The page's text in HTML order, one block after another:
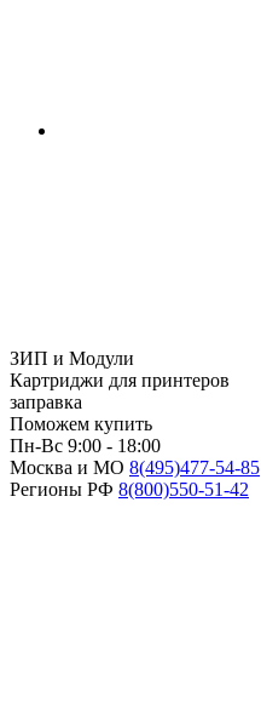
ЗИП и Модули
Картриджи для принтеров
заправка
Поможем купить
Пн-Вс 9:00 - 18:00
Москва и МО 8(495)477-54-85
Регионы РФ 8(800)550-51-42